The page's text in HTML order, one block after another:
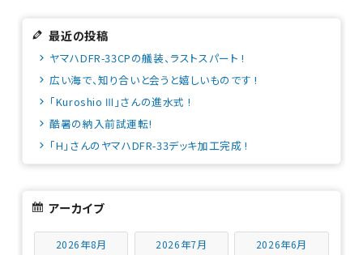
最近の投稿
ヤマハDFR-33CPの艤装、ラストスパート !
広い海で、知り合いと会うと嬉しいものです !
「Kuroshio Ⅲ」さんの進水式 !
酷暑の納入前試運転!
「H」さんのヤマハDFR-33デッキ加工完成 !
アーカイブ
2026年8月 2026年7月 2026年6月